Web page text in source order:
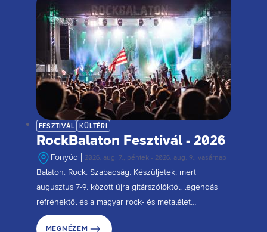
FESZTIVÁL KÜLTÉRI
RockBalaton Fesztivál - 2026
Fonyód 2026. aug. 7., péntek - 2026. aug. 9., vasárnap
Balaton. Rock. Szabadság. Készüljetek, mert
augusztus 7-9. között újra gitárszólóktól, legendás
refrénektől és a magyar rock- és metalélet
legnagyobb neveitől lesz hangos Fonyód. Jön a 12.
MEGNÉZEM